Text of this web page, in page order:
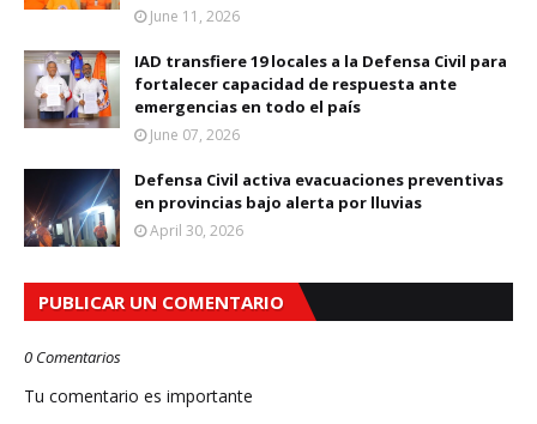
June 11, 2026
IAD transfiere 19 locales a la Defensa Civil para
fortalecer capacidad de respuesta ante
emergencias en todo el país
June 07, 2026
Defensa Civil activa evacuaciones preventivas
en provincias bajo alerta por lluvias
April 30, 2026
PUBLICAR UN COMENTARIO
0 Comentarios
Tu comentario es importante